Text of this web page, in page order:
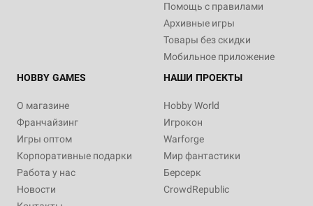
Помощь с правилами
Архивные игры
Товары без скидки
Мобильное приложение
HOBBY GAMES
О магазине
Франчайзинг
Игры оптом
Корпоративные подарки
Работа у нас
Новости
НАШИ ПРОЕКТЫ
Hobby World
Игрокон
Warforge
Мир фантастики
Берсерк
CrowdRepublic